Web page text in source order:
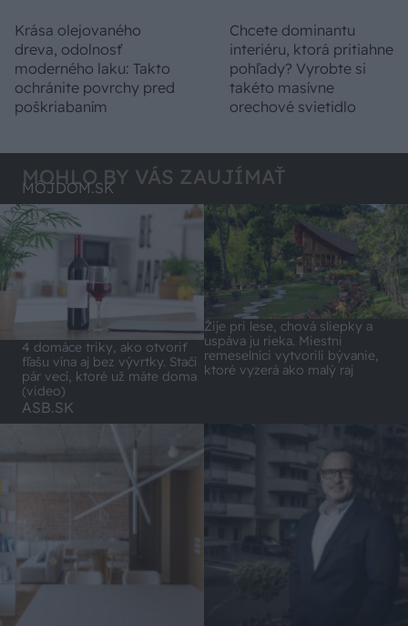
Krása olejovaného
dreva, odolnosť
moderného laku: Takto
ochránite povrchy pred
poškriabaním
Chcete dominantu
interiéru, ktorá pritiahne
pohľady? Vyrobte si
takéto masívne
orechové svietidlo
MOHLO BY VÁS ZAUJÍMAŤ
MÔJDOM.SK
4 domáce triky, ako otvoriť
fľašu vína aj bez vývrtky. Stačí
pár vecí, ktoré už máte doma
(video)
Žije pri lese, chová sliepky a
uspáva ju rieka. Miestni
remeselníci vytvorili bývanie,
ktoré vyzerá ako malý raj
ASB.SK